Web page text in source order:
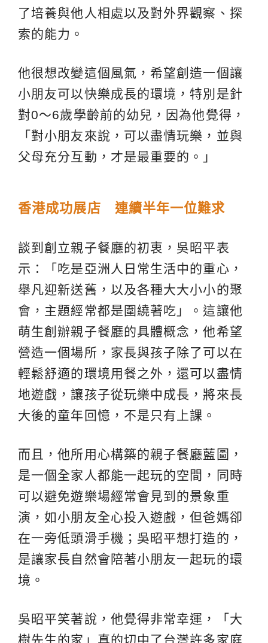
了培養與他人相處以及對外界觀察、探
索的能力。
他很想改變這個風氣，希望創造一個讓
小朋友可以快樂成長的環境，特別是針
對0～6歲學齡前的幼兒，因為他覺得，
「對小朋友來說，可以盡情玩樂，並與
父母充分互動，才是最重要的。」
香港成功展店 連續半年一位難求
談到創立親子餐廳的初衷，吳昭平表
示：「吃是亞洲人日常生活中的重心，
舉凡迎新送舊，以及各種大大小小的聚
會，主題經常都是圍繞著吃」。這讓他
萌生創辦親子餐廳的具體概念，他希望
營造一個場所，家長與孩子除了可以在
輕鬆舒適的環境用餐之外，還可以盡情
地遊戲，讓孩子從玩樂中成長，將來長
大後的童年回憶，不是只有上課。
而且，他所用心構築的親子餐廳藍圖，
是一個全家人都能一起玩的空間，同時
可以避免遊樂場經常會見到的景象重
演，如小朋友全心投入遊戲，但爸媽卻
在一旁低頭滑手機；吳昭平想打造的，
是讓家長自然會陪著小朋友一起玩的環
境。
吳昭平笑著說，他覺得非常幸運，「大
樹先生的家」真的切中了台灣許多家庭